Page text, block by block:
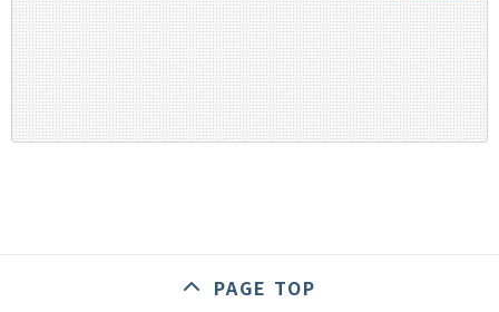
PAGE TOP